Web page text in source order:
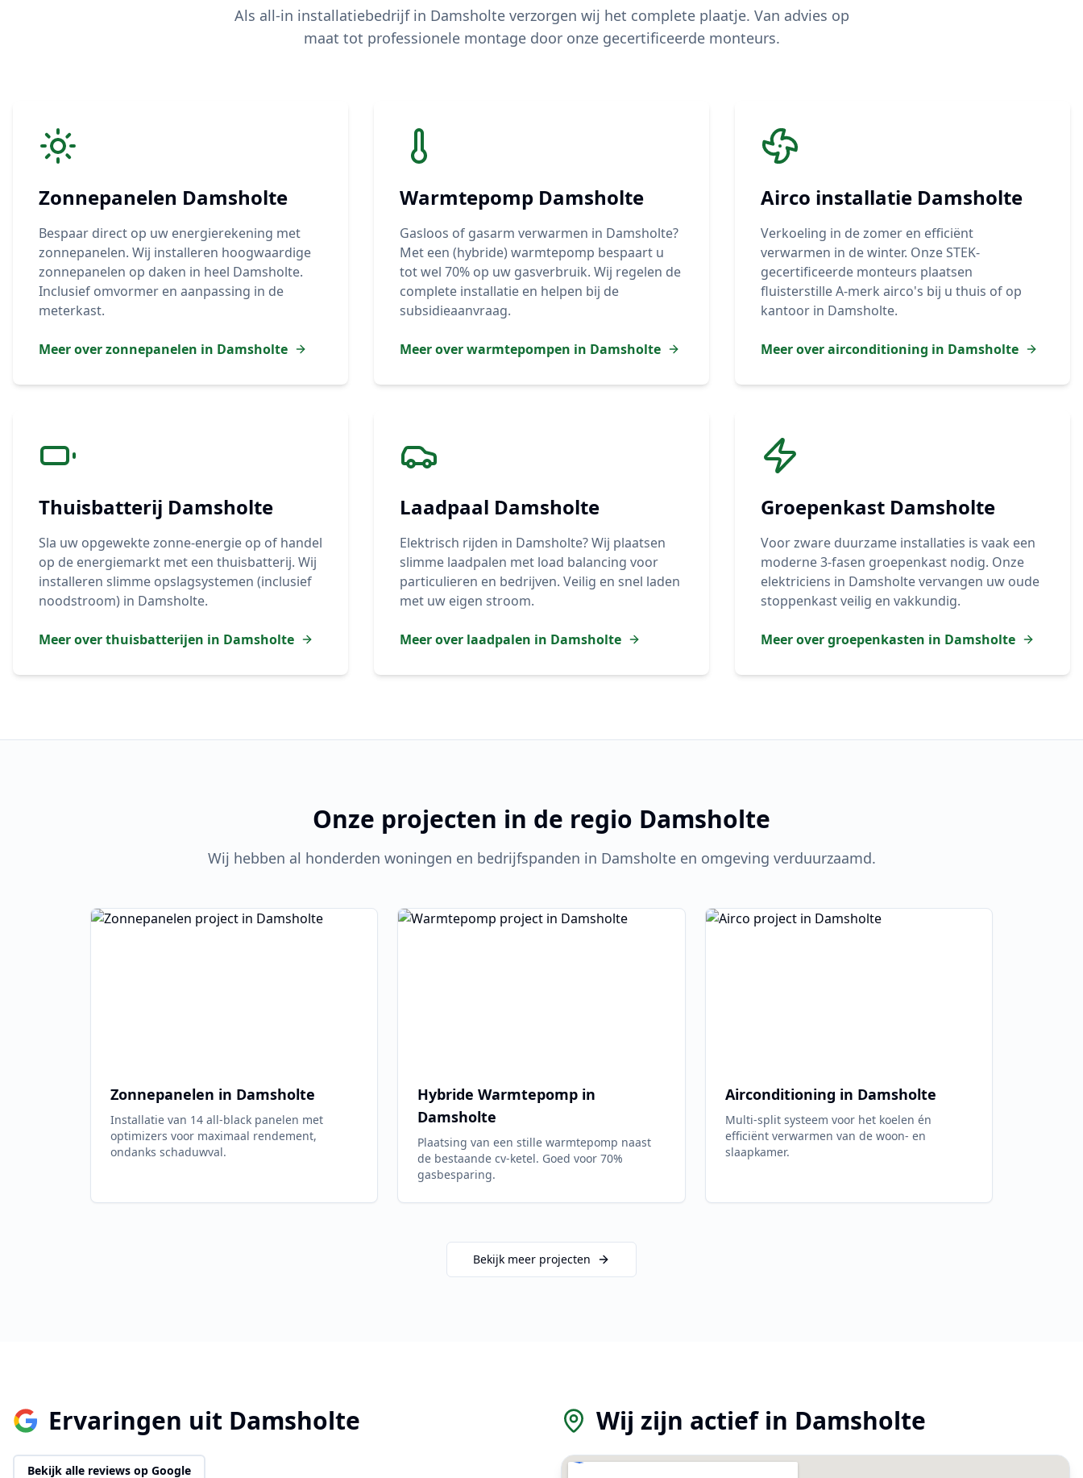
Als all-in installatiebedrijf in Damsholteverzorgen wij het complete plaatje. Van advies op
maat tot professionele montage door onze gecertificeerde monteurs.
Zonnepanelen Damsholte
Bespaar direct op uw energierekening met
zonnepanelen. Wij installeren hoogwaardige
zonnepanelen op daken in heel Damsholte.
Inclusief omvormer en aanpassing in de
meterkast.
Meer over zonnepanelen in Damsholte
Warmtepomp Damsholte
Gasloos of gasarm verwarmen in Damsholte?
Met een (hybride) warmtepomp bespaart u
tot wel 70% op uw gasverbruik. Wij regelen de
complete installatie en helpen bij de
subsidieaanvraag.
Meer over warmtepompen in Damsholte
Airco installatie Damsholte
Verkoeling in de zomer en efficiënt
verwarmen in de winter. Onze STEK-
gecertificeerde monteurs plaatsen
fluisterstille A-merk airco's bij u thuis of op
kantoor in Damsholte.
Meer over airconditioning in Damsholte
Thuisbatterij Damsholte
Sla uw opgewekte zonne-energie op of handel
op de energiemarkt met een thuisbatterij. Wij
installeren slimme opslagsystemen (inclusief
noodstroom) in Damsholte.
Meer over thuisbatterijen in Damsholte
Laadpaal Damsholte
Elektrisch rijden in Damsholte? Wij plaatsen
slimme laadpalen met load balancing voor
particulieren en bedrijven. Veilig en snel laden
met uw eigen stroom.
Meer over laadpalen in Damsholte
Groepenkast Damsholte
Voor zware duurzame installaties is vaak een
moderne 3-fasen groepenkast nodig. Onze
elektriciens in Damsholtevervangen uw oude
stoppenkast veilig en vakkundig.
Meer over groepenkasten in Damsholte
Onze projecten in de regio Damsholte
Wij hebben al honderden woningen en bedrijfspanden in Damsholteen omgeving verduurzaamd.
Zonnepanelen in Damsholte
Installatie van 14 all-black panelen met
optimizers voor maximaal rendement,
ondanks schaduwval.
Hybride Warmtepomp in
Damsholte
Plaatsing van een stille warmtepomp naast
de bestaande cv-ketel. Goed voor 70%
gasbesparing.
Airconditioning in Damsholte
Multi-split systeem voor het koelen én
efficiënt verwarmen van de woon- en
slaapkamer.
Bekijk meer projecten
Ervaringen uit Damsholte
Bekijk alle reviews op Google
Wij zijn actief in Damsholte